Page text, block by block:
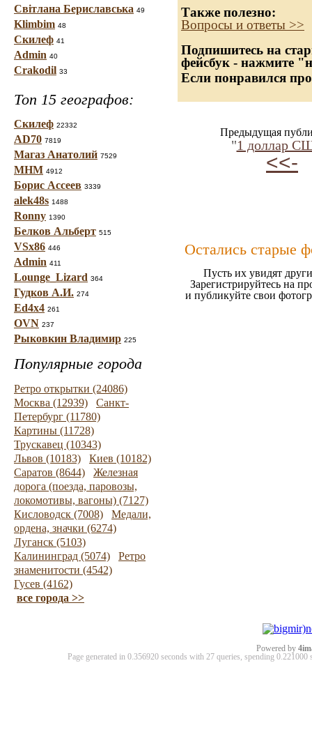
Світлана Бериславська 49
Klimbim 48
Скилеф 41
Admin 40
Crakodil 33
Топ 15 географов:
Скилеф 22332
AD70 7819
Магаз Анатолий 7529
МНМ 4912
Борис Ассеев 3339
alek48s 1488
Ronny 1390
Белков Альберт 515
VSx86 446
Admin 411
Lounge_Lizard 364
Гудков А.И. 274
Ed4x4 261
OVN 237
Рыковкин Владимир 225
Популярные города
Ретро открытки (24086)
Москва (12939)
Санкт-
Петербург (11780)
Картины (11728)
Трускавец (10343)
Львов (10183)
Киев (10182)
Саратов (8644)
Железная
дорога (поезда, паровозы,
локомотивы, вагоны) (7127)
Кисловодск (7008)
Медали,
ордена, значки (6274)
Луганск (5103)
Калининград (5074)
Ретро
знаменитости (4542)
Гусев (4162)
все города >>
Также полезно:
Вопросы и ответы >>
Подпишитесь на
фейсбук - нажмите
Если понравился
Предыдущая
"1 доллар
<<-
Остались старые
Пусть их увидят
Зарегистрируйтесь на
и публикуйте свои
Powered by
Page generated in 0.356920 seconds with 27 queries, spending